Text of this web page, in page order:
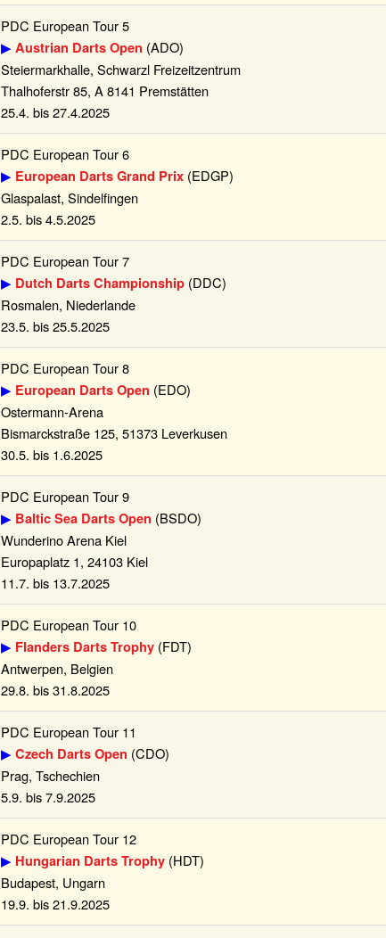
PDC European Tour 5
▶Austrian Darts Open (ADO)
Steiermarkhalle, Schwarzl Freizeitzentrum
Thalhoferstr 85, A 8141 Premstätten
25.4. bis 27.4.2025
PDC European Tour 6
▶ European Darts Grand Prix (EDGP)
Glaspalast, Sindelfingen
2.5. bis 4.5.2025
PDC European Tour 7
▶ Dutch Darts Championship (DDC)
Rosmalen, Niederlande
23.5. bis 25.5.2025
PDC European Tour 8
▶ European Darts Open (EDO)
Ostermann-Arena
Bismarckstraße 125, 51373 Leverkusen
30.5. bis 1.6.2025
PDC European Tour 9
▶ Baltic Sea Darts Open (BSDO)
Wunderino Arena Kiel
Europaplatz 1, 24103 Kiel
11.7. bis 13.7.2025
PDC European Tour 10
▶ Flanders Darts Trophy (FDT)
Antwerpen, Belgien
29.8. bis 31.8.2025
PDC European Tour 11
▶Czech Darts Open (CDO)
Prag, Tschechien
5.9. bis 7.9.2025
PDC European Tour 12
▶ Hungarian Darts Trophy (HDT)
Budapest, Ungarn
19.9. bis 21.9.2025